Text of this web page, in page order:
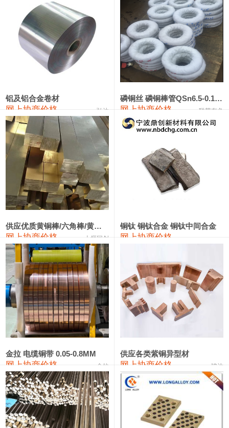
89,000—95,000 92,000 1,000
2#锑 85,000—91,000 88,000 1,000
1#镁 17,000—18,000 17,500 0
18,900—19,100 19,000 100
1#电解锰(99.7%袋装) 18,000—18,200 18,100 100
1#铬 60,000—82,000
553#硅 9,300—9,500
441#硅 9,600—9,800 9,700
3303#硅 10,300—10,500 10,400
2202#硅 14,100—14,300
金属硅3303#-2202# 10,400—14,200 12,300 0
漆包线 111,970—115,970 113,970
磷铜合金 110,800—117,600 114,200 400
无氧铜丝(硬) 109,710—110,010 109,860
R410A专用紫铜管 113,700—113,700
铸造铝合金锭(A380） 26,300—26,500 26,400 100
铝合金ADC12 24,200—24,400 100
铸造铝合金锭(ZL102) 24,300—24,500 24,400
铝及铝合金卷材
网上协商价格 弘达
磷铜丝 磷铜棒管QSn6.5-0.1 7-0.2 8-0.3
网上协商价格 联荣有色
供应优质黄铜棒/六角棒/黄铜方板
网上协商价格 十堰同创
铜钛 铜钛合金 铜钛中间合金
网上协商价格
金拉 电缆铜带 0.05-0.8MM
网上协商价格 金拉
供应各类紫铜异型材
网上协商价格 骏达